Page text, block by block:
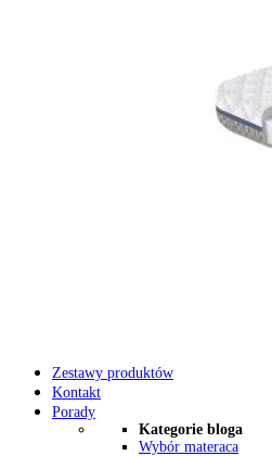
Zestawy produktów
Kontakt
Porady
Kategorie bloga
Wybór materaca